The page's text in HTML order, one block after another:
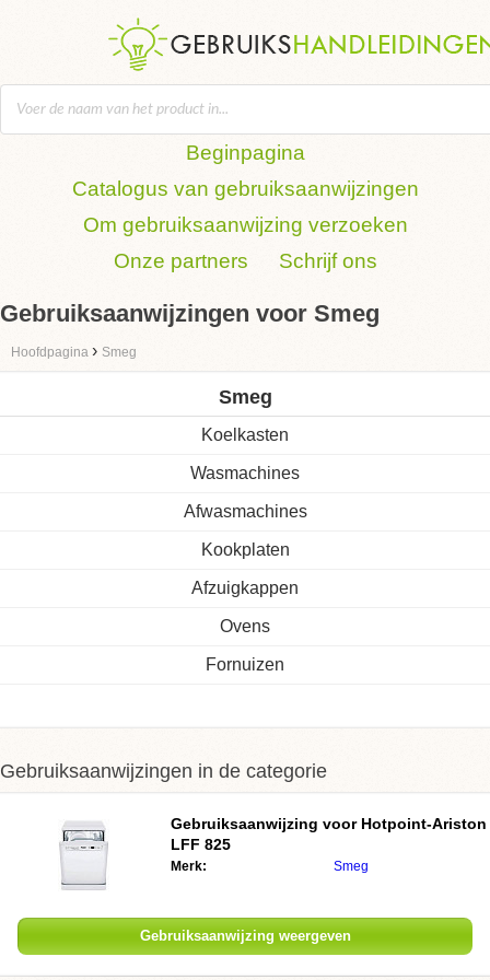
Beginpagina
Catalogus van gebruiksaanwijzingen
Om gebruiksaanwijzing verzoeken
Onze partners
Schrijf ons
Gebruiksaanwijzingen voor Smeg
Hoofdpagina › Smeg
Smeg
Koelkasten
Wasmachines
Afwasmachines
Kookplaten
Afzuigkappen
Ovens
Fornuizen
Gebruiksaanwijzingen in de categorie
Gebruiksaanwijzing voor Hotpoint-Ariston
LFF 825
Merk: Smeg
Gebruiksaanwijzing weergeven